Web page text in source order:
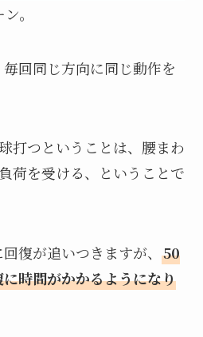
。
回同じ方向に同じ動作を
打つということは、腰まわ
荷を受ける、ということで
復が追いつきますが、 50
時間がかかるようになり